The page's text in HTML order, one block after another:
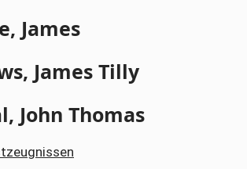
James
James Tilly
John Thomas